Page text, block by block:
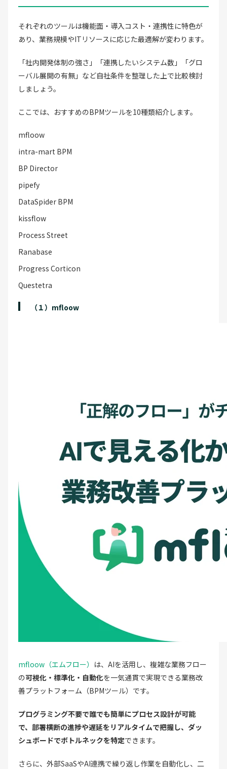
それぞれのツールは機能面・導入コスト・連携性に特色が
あり、業務規模やITリソースに応じた最適解が変わります。
「社内開発体制の強さ」「連携したいシステム数」「グロ
ーバル展開の有無」など自社条件を整理した上で比較検討
しましょう。
ここでは、おすすめのBPMツールを10種類紹介します。
mfloow
intra-mart BPM
BP Director
pipefy
DataSpider BPM
kissflow
Process Street
Ranabase
Progress Corticon
Questetra
（１）mfloow
mfloow（エムフロー） は、AIを活用し、複雑な業務フロー
の可視化・標準化・自動化を一気通貫で実現できる業務改
善プラットフォーム（BPMツール）です。
プログラミング不要で誰でも簡単にプロセス設計が可能
で、部署横断の進捗や遅延をリアルタイムで把握し、ダッ
シュボードでボトルネックを特定できます。
さらに、外部SaaSやAI連携で繰り返し作業を自動化し、二